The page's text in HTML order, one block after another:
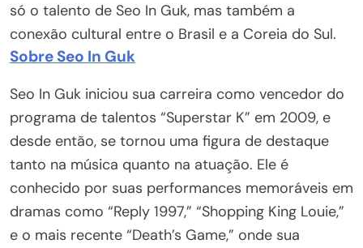
só o talento de Seo In Guk, mas também a
conexão cultural entre o Brasil e a Coreia do Sul.
Sobre Seo In Guk
Seo In Guk iniciou sua carreira como vencedor do
programa de talentos “Superstar K” em 2009, e
desde então, se tornou uma figura de destaque
tanto na música quanto na atuação. Ele é
conhecido por suas performances memoráveis em
dramas como “Reply 1997,” “Shopping King Louie,”
e o mais recente “Death’s Game,” onde sua